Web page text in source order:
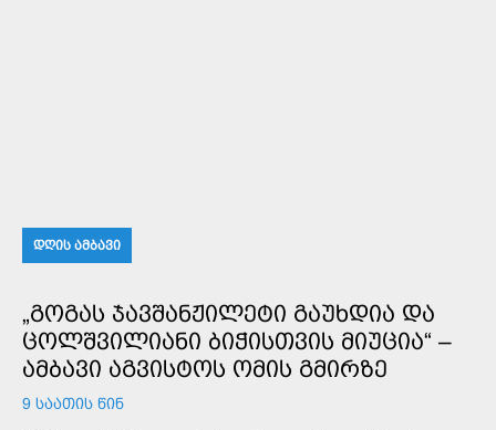
ᲓᲦᲘᲡ ᲐᲛᲑᲐᲕᲘ
„ᲒᲝᲒᲐᲡ ᲯᲐᲕᲨᲐᲜᲟᲘᲚᲔᲢᲘ ᲒᲐᲣᲮᲓᲘᲐ ᲓᲐ
ᲪᲝᲚᲨᲕᲘᲚᲘᲐᲜᲘ ᲑᲘᲭᲘᲡᲗᲕᲘᲡ ᲛᲘᲣᲪᲘᲐ“ –
ᲐᲛᲑᲐᲕᲘ ᲐᲒᲕᲘᲡᲢᲝᲡ ᲝᲛᲘᲡ ᲒᲛᲘᲠᲖᲔ
9 ᲡᲐᲐᲗᲘᲡ ᲬᲘᲜ